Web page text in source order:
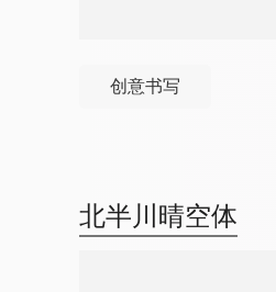
创意书写
北半川晴空体